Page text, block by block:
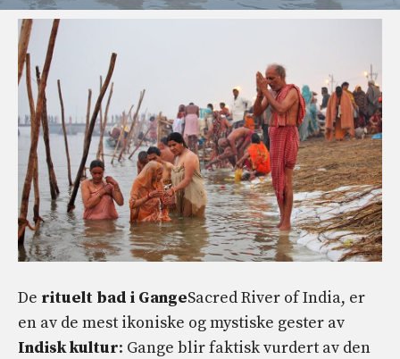
De rituelt bad i GangeSacred River of India, er
en av de mest ikoniske og mystiske gester av
Indisk kultur: Gange blir faktisk vurdert av den